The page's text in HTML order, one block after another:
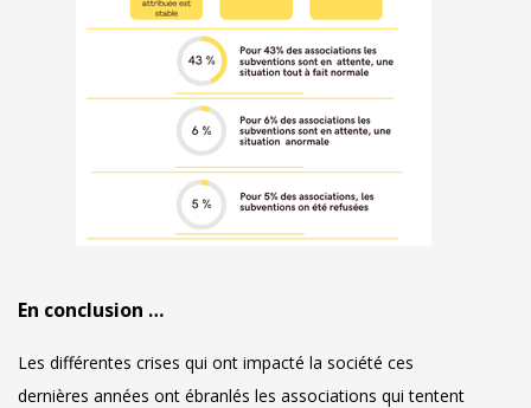
En conclusion …
Les différentes crises qui ont impacté la société ces
dernières années ont ébranlés les associations qui tentent